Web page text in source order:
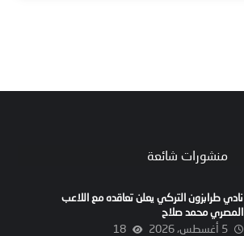
منشورات شائعة
نادي طرابزون التركي يعلن تعاقده مع اللاعب
المصري محمد صلاح
5 أغسطس، 2026 18